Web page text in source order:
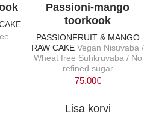
Passioni-mango
toorkook
PASSIONFRUIT & MANGO
RAW CAKEVegan Nisuvaba /
Wheat free Suhkruvaba / No
refined sugar
75.00€
Lisa korvi